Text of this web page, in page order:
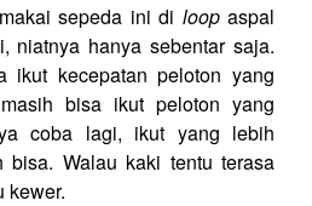
sepeda ini di loopaspal
niatnya hanya sebentar saja.
ikut kecepatan peloton yang
bisa ikut peloton yang
coba lagi, ikut yang lebih
bisa. Walau kaki tentu terasa
kewer.